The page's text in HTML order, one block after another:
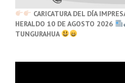
CARICATURA DEL DÍA
HERALDO 10 DE AGOSTO 2026
TUNGURAHUA